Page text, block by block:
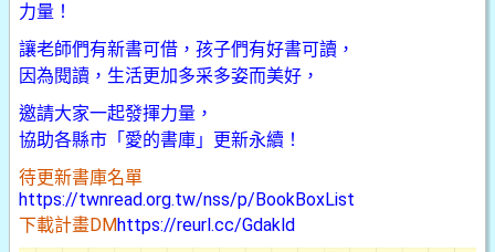
力量！
讓老師們有新書可借，孩子們有好書可讀，
因為閱讀，生活更加多采多姿而美好，
邀請大家一起發揮力量，
協助各縣市「愛的書庫」更新永續！
待更新書庫名單
https://twnread.org.tw/nss/p/BookBoxList
下載計畫DMhttps://reurl.cc/Gdakld